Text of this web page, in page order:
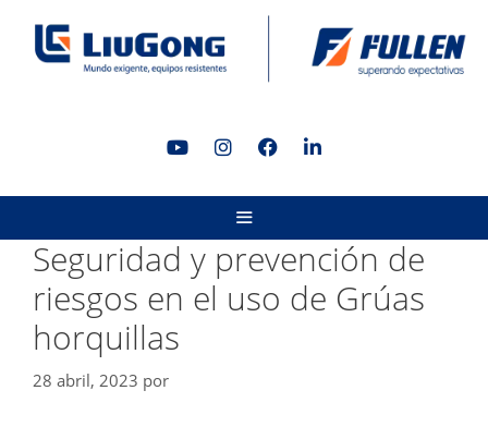
contenido
Seguridad y prevención de
riesgos en el uso de Grúas
horquillas
28 abril, 2023 por